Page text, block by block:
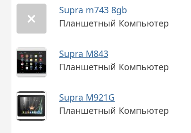
Supra m743 8gb
Планшетный Компьютер
Supra M843
Планшетный Компьютер
Supra M921G
Планшетный Компьютер